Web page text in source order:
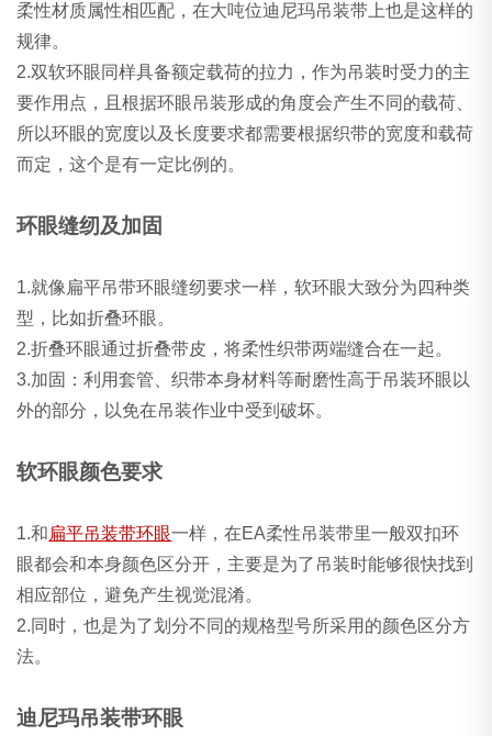
柔性材质属性相匹配，在大吨位迪尼玛吊装带上也是这样的
规律。
2.双软环眼同样具备额定载荷的拉力，作为吊装时受力的主
要作用点，且根据环眼吊装形成的角度会产生不同的载荷、
所以环眼的宽度以及长度要求都需要根据织带的宽度和载荷
而定，这个是有一定比例的。
环眼缝纫及加固
1.就像扁平吊带环眼缝纫要求一样，软环眼大致分为四种类
型，比如折叠环眼。
2.折叠环眼通过折叠带皮，将柔性织带两端缝合在一起。
3.加固：利用套管、织带本身材料等耐磨性高于吊装环眼以
外的部分，以免在吊装作业中受到破坏。
软环眼颜色要求
1.和扁平吊装带环眼一样，在EA柔性吊装带里一般双扣环
眼都会和本身颜色区分开，主要是为了吊装时能够很快找到
相应部位，避免产生视觉混淆。
2.同时，也是为了划分不同的规格型号所采用的颜色区分方
法。
迪尼玛吊装带环眼